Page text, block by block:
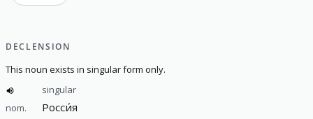
DECLENSION
This noun exists in singular form only.
singular
nom.
Росси́я